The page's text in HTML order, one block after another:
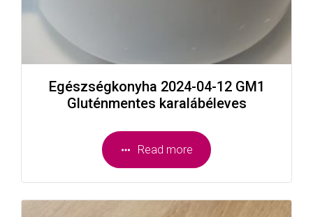
Egészségkonyha 2024-04-12 GM1
Gluténmentes karalábéleves
Read more